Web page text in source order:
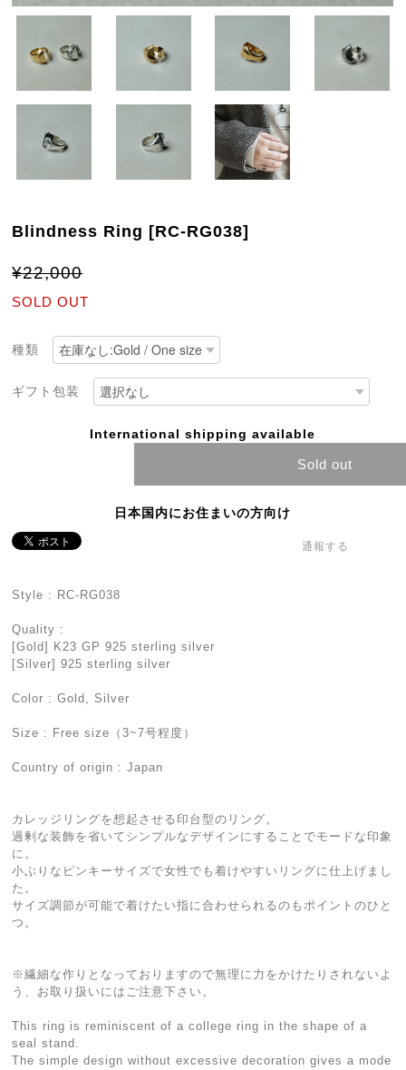
Blindness Ring [RC-RG038]
¥22,000
SOLD OUT
種類
ギフト包装
International shipping available
Sold out
日本国内にお住まいの方向け
通報する
Style : RC-RG038
Quality :
[Gold] K23 GP 925 sterling silver
[Silver] 925 sterling silver
Color : Gold, Silver
Size : Free size（3~7号程度）
Country of origin : Japan
カレッジリングを想起させる印台型のリング。
過剰な装飾を省いてシンプルなデザインにすることでモードな印象
に。
小ぶりなピンキーサイズで女性でも着けやすいリングに仕上げまし
た。
サイズ調節が可能で着けたい指に合わせられるのもポイントのひと
つ。
※繊細な作りとなっておりますので無理に力をかけたりされないよ
う、お取り扱いにはご注意下さい。
This ring is reminiscent of a college ring in the shape of a
seal stand.
The simple design without excessive decoration gives a mode